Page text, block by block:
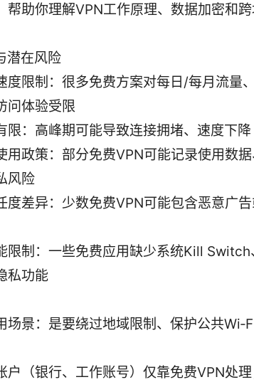
帮助你理解VPN工作原理、数据加密和
潜在风险
度限制：很多免费方案对每日/每月流量
问体验受限
限：高峰期可能导致连接拥堵、速度下降
用政策：部分免费VPN可能记录使用数
风险
度差异：少数免费VPN可能包含恶意广
限制：一些免费应用缺少系统Kill Switch
私功能
场景：是要绕过地域限制、保护公共
户（银行、工作账号）仅靠免费VPN处